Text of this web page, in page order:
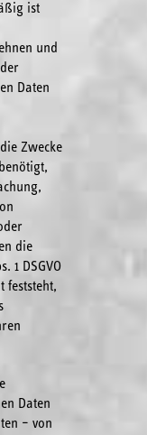
ist
und
Daten
Zwecke
die
1 DSGVO
feststeht,
Daten
– von